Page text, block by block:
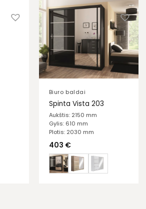
Biuro baldai
Spinta Vista 203
Aukštis: 2150 mm
Gylis: 610 mm
Plotis: 2030 mm
403 €